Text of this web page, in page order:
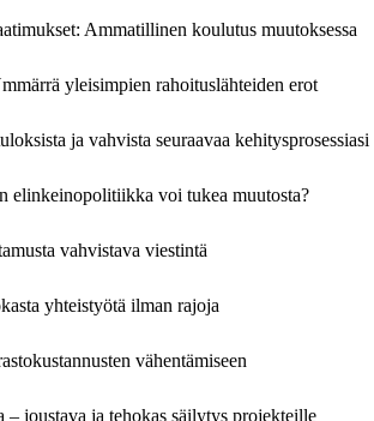
Ammatillinen koulutus muutoksessa
yleisimpien rahoituslähteiden erot
ja vahvista seuraavaa kehitysprosessiasi
elinkeinopolitiikka voi tukea muutosta?
vahvistava viestintä
yhteistyötä ilman rajoja
vähentämiseen
– joustava ja tehokas säilytys projekteille